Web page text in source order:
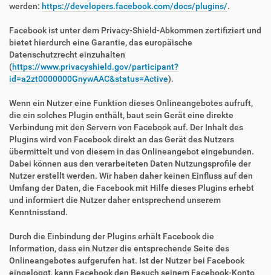
werden: https://developers.facebook.com/docs/plugins/.
Facebook ist unter dem Privacy-Shield-Abkommen zertifiziert und
bietet hierdurch eine Garantie, das europäische
Datenschutzrecht einzuhalten
(https://www.privacyshield.gov/participant?
id=a2zt0000000GnywAAC&status=Active).
Wenn ein Nutzer eine Funktion dieses Onlineangebotes aufruft,
die ein solches Plugin enthält, baut sein Gerät eine direkte
Verbindung mit den Servern von Facebook auf. Der Inhalt des
Plugins wird von Facebook direkt an das Gerät des Nutzers
übermittelt und von diesem in das Onlineangebot eingebunden.
Dabei können aus den verarbeiteten Daten Nutzungsprofile der
Nutzer erstellt werden. Wir haben daher keinen Einfluss auf den
Umfang der Daten, die Facebook mit Hilfe dieses Plugins erhebt
und informiert die Nutzer daher entsprechend unserem
Kenntnisstand.
Durch die Einbindung der Plugins erhält Facebook die
Information, dass ein Nutzer die entsprechende Seite des
Onlineangebotes aufgerufen hat. Ist der Nutzer bei Facebook
eingeloggt, kann Facebook den Besuch seinem Facebook-Konto